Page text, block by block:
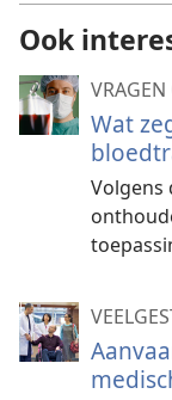
Ook
VRAGEN
Wat
Volgens